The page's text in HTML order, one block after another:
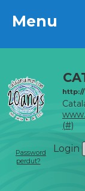
Menu
(#)
Login
Password
perdut?
Menu